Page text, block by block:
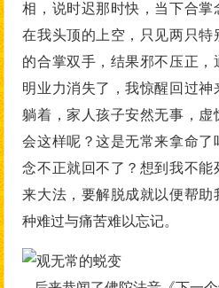
相，说时迟那时快，当下合
在我头顶的上空，只见两只
的合掌双手，结果邪不压正
明业力消失了，我惊醒回过神
躺着，家人孩子安然无事，虚
会这样呢？这是无常来拿命了
念不正就回不了？想到我不能
来大法，要解脱成就以便帮助
种难过与痛苦难以忘记。